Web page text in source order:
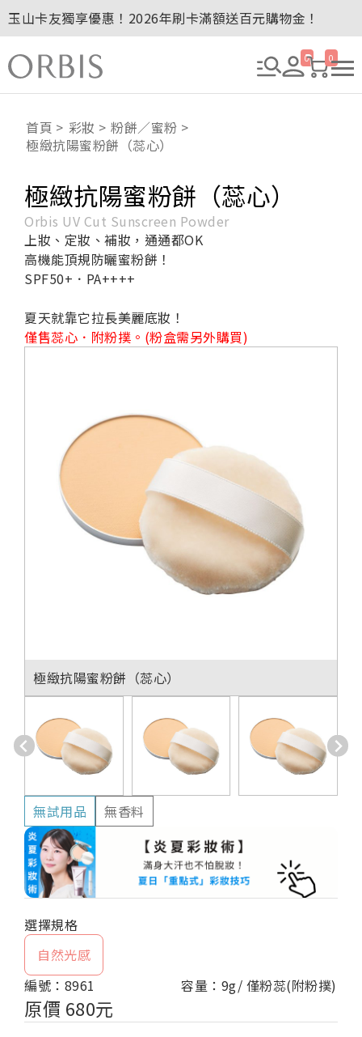
玉山卡友獨享優惠！2026年刷卡滿額送百元購物金！
2027年清新會員募集開跑！
全新回饋！聯邦卡友刷卡滿額送百元購物金！
贈品贈畢公告：ORBIS大理石紋午茶杯
贈品贈畢公告：ORBIS針織手提袋
0 0
首頁 彩妝
粉餅／蜜粉
極緻抗陽蜜粉餅（蕊心）
極緻抗陽蜜粉餅（蕊心）
Orbis UV Cut Sunscreen Powder
上妝、定妝、補妝，通通都OK
高機能頂規防曬蜜粉餅！
SPF50+．PA++++
夏天就靠它拉長美麗底妝！
僅售蕊心．附粉撲。(粉盒需另外購買)
極緻抗陽蜜粉餅（蕊心）
無試用品 無香料
自然光感
編號：8961
容量：9g/ 僅粉蕊(附粉撲)
原價 680元